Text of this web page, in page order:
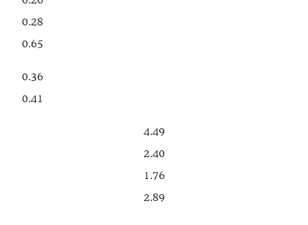
0.28
0.65
0.36
0.41
4.49
2.40
1.76
2.89